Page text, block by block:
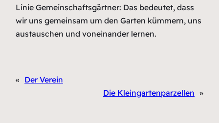
Linie Gemeinschaftsgärtner: Das bedeutet, dass
wir uns gemeinsam um den Garten kümmern, uns
austauschen und voneinander lernen.
« Der Verein
Die Kleingartenparzellen »